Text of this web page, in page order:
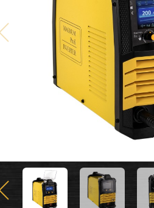
Poprzedni
Poprzedni